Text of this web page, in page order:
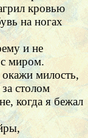
кровью
на ногах
и не
миром.
милость,
столом
когда я бежал